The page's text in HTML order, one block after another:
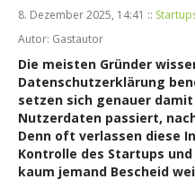
8. Dezember 2025, 14:41 ::
Autor: Gastautor
Die meisten Gründer
Datenschutzerklärung
setzen sich genauer
Nutzerdaten passiert,
Denn oft verlassen diese
Kontrolle des Startups
kaum jemand Bescheid